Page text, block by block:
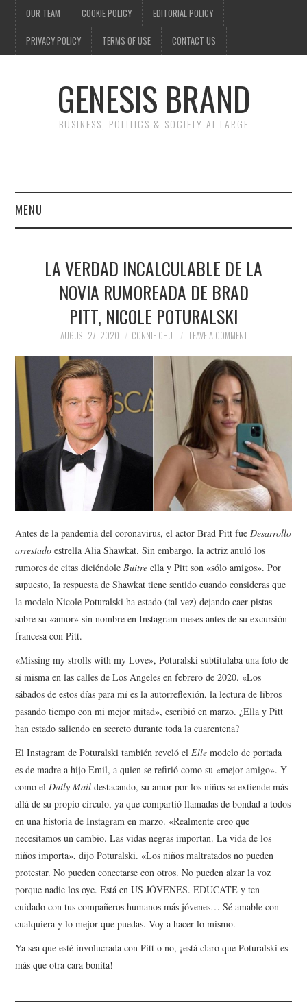
OUR TEAM COOKIE POLICY EDITORIAL POLICY
PRIVACY POLICY TERMS OF USE CONTACT US
GENESIS BRAND
BUSINESS, POLITICS & SOCIETY AT LARGE
MENU
FINANCE
SOCIETY
SPORTS
TECHNOLOGY
LA VERDAD INCALCULABLE DE LA
NOVIA RUMOREADA DE BRAD
PITT, NICOLE POTURALSKI
AUGUST 27, 2020 CONNIE CHU LEAVE A COMMENT
Antes de la pandemia del coronavirus, el actor Brad Pitt fueDesarrollo
arrestado estrella Alia Shawkat. Sin embargo, la actriz anuló los
rumores de citas diciéndoleBuitre ella y Pitt son «sólo amigos». Por
supuesto, la respuesta de Shawkat tiene sentido cuando consideras que
la modelo Nicole Poturalski ha estado (tal vez) dejando caer pistas
sobre su «amor» sin nombre en Instagram meses antes de su excursión
francesa con Pitt.
«Missing my strolls with my Love», Poturalski subtitulaba una foto de
sí misma en las calles de Los Angeles en febrero de 2020. «Los
sábados de estos días para mí es la autorreflexión, la lectura de libros
pasando tiempo con mi mejor mitad», escribió en marzo. ¿Ella y Pitt
han estado saliendo en secreto durante toda la cuarentena?
El Instagram de Poturalski también reveló elElle modelo de portada
es de madre a hijo Emil, a quien se refirió como su «mejor amigo». Y
como elDaily Mail destacando, su amor por los niños se extiende más
allá de su propio círculo, ya que compartió llamadas de bondad a todos
en una historia de Instagram en marzo. «Realmente creo que
necesitamos un cambio. Las vidas negras importan. La vida de los
niños importa», dijo Poturalski. «Los niños maltratados no pueden
protestar. No pueden conectarse con otros. No pueden alzar la voz
porque nadie los oye. Está en US JÓVENES. EDUCATE y ten
cuidado con tus compañeros humanos más jóvenes… Sé amable con
cualquiera y lo mejor que puedas. Voy a hacer lo mismo.
Ya sea que esté involucrada con Pitt o no, ¡está claro que Poturalski es
más que otra cara bonita!